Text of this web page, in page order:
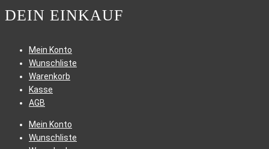
DEIN EINKAUF
Mein Konto
Wunschliste
Warenkorb
Kasse
AGB
Mein Konto
Wunschliste